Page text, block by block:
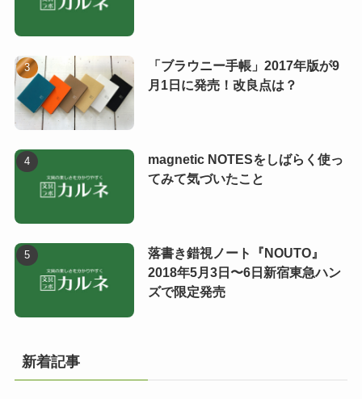
「ブラウニー手帳」2017年版が9
月1日に発売！改良点は？
magnetic NOTESをしばらく使っ
てみて気づいたこと
落書き錯視ノート『NOUTO』
2018年5月3日〜6日新宿東急ハン
ズで限定発売
新着記事